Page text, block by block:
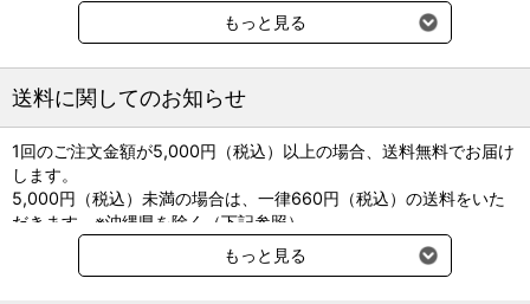
栄養組成である、 〈犬用〉d/d ディーディー ダック＆ポテト 、サ
ーモン＆ポテトを開発しました。事実、〈犬用〉d/d ディーディー
が科学的に証明されています。
●ダック＆ポテト
原材料名: ポテト、ポテトスターチ、ダック、ポテト蛋白、植物性油
脂、ココナッツ油、セルロース、ポークエキス（加水分解）、魚
油、ミネラル類（カルシウム、リン、ナトリウム、カリウム、クロ
ライド、マグネシウム、銅、鉄、マンガン、セレン、亜鉛、ヨウ
素）、乳酸、ビタミン類（A、B1、B2、B6、B12、C、D3、E、ベ
ータカロテン、ナイアシン、パントテン酸、葉酸、ビオチン、コリ
もっと見る
送料に関してのお知らせ
1回のご注文金額が5,000円（税込）以上の場合、送料無料でお届け
します。
5,000円（税込）未満の場合は、一律660円（税込）の送料をいた
だきます。※沖縄県を除く（下記参照）
※2017年11月14日（火）より沖縄県へのお届けにつきましては、1
回のご注文金額（税込）が、30,000円以上で配送無料となります。
もっと見る